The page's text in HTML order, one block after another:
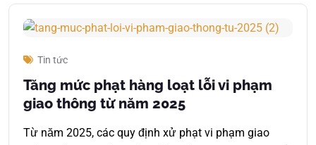
Tin tức
Tăng mức phạt hàng loạt lỗi vi phạm
giao thông từ năm 2025
Từ năm 2025, các quy định xử phạt vi phạm giao